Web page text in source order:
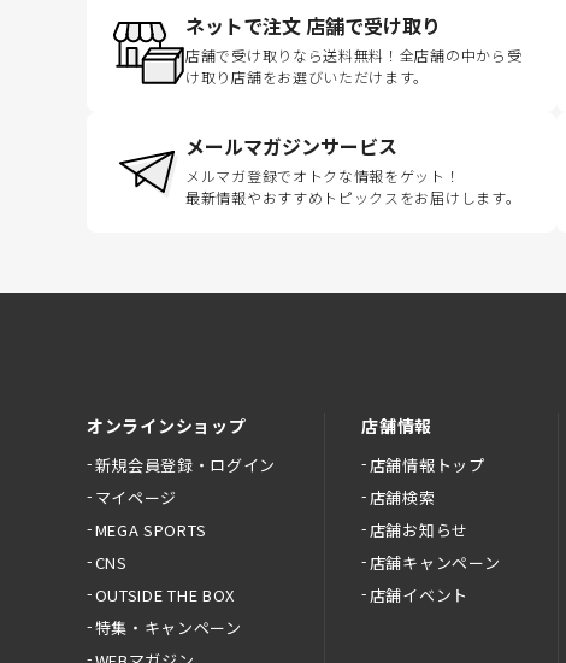
ネットで注文 店舗で受け取り
店舗で受け取りなら送料無料！全店舗の中から受
け取り店舗をお選びいただけます。
メールマガジンサービス
メルマガ登録でオトクな情報をゲット！
最新情報やおすすめトピックスをお届けします。
オンラインショップ
新規会員登録・ログイン
マイページ
MEGA SPORTS
CNS
OUTSIDE THE BOX
特集・キャンペーン
店舗情報
店舗情報トップ
店舗検索
店舗お知らせ
店舗キャンペーン
店舗イベント